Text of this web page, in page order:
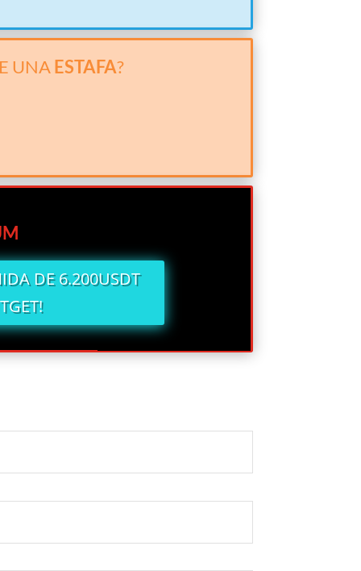
UNAESTAFA?
DE 6.200USDT